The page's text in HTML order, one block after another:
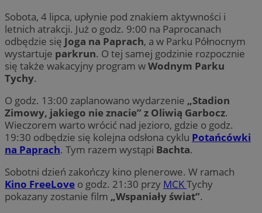
Sobota, 4 lipca, upłynie pod znakiem aktywności i
letnich atrakcji. Już o godz. 9:00 na Paprocanach
odbędzie się Joga na Paprach, a w Parku Północnym
wystartuje parkrun. O tej samej godzinie rozpocznie
się także wakacyjny program wWodnym Parku
Tychy.
O godz. 13:00 zaplanowano wydarzenie „Stadion
Zimowy, jakiego nie znacie” z Oliwią Garbocz.
Wieczorem warto wrócić nad jezioro, gdzie o godz.
19:30 odbędzie się kolejna odsłona cyklu Potańcówki
na Paprach. Tym razem wystąpi Bachta.
Sobotni dzień zakończy kino plenerowe. W ramach
Kino FreeLove o godz. 21:30 przy MCKTychy
pokazany zostanie film „Wspaniały świat”.